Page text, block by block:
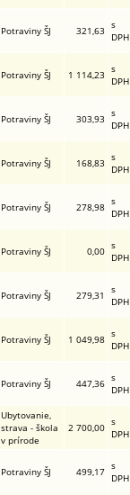
Potraviny ŠJ 321,63 s
DPH
Potraviny ŠJ 1 114,23 s
DPH
Potraviny ŠJ 303,93 s
DPH
Potraviny ŠJ 168,83 s
DPH
Potraviny ŠJ 278,98 s
DPH
Potraviny ŠJ 0,00 s
DPH
Potraviny ŠJ 279,31
s
DPH
Potraviny ŠJ 1 049,98 s
DPH
Potraviny ŠJ 447,36 s
DPH
Ubytovanie,
strava - škola
v prírode
2 700,00 s
DPH
Potraviny ŠJ 499,17 s
DPH